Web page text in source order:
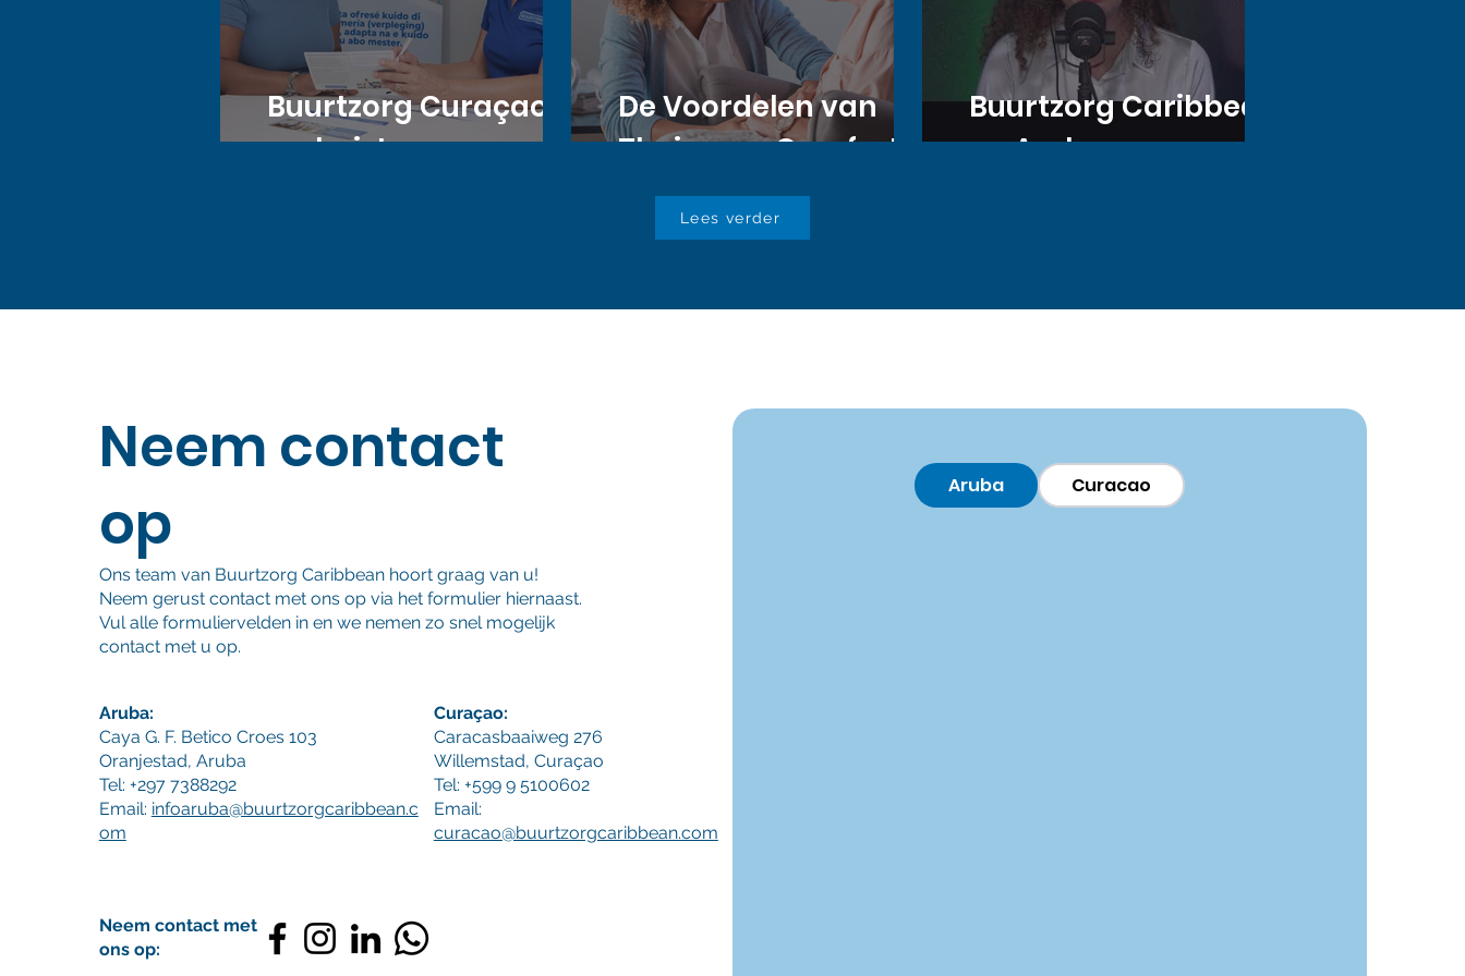
Buurtzorg Curaçao
verhuist naar
De Voordelen van
Thuiszorg: Comfort,
Zorg en
Onafhankelijkheid
Buurtzorg Caribbean
op Aruba
Lees verder
Neem contact
op
Ons team van Buurtzorg Caribbean hoort graag van u!
Neem gerust contact met ons op via het formulier hiernaast.
Vul alle formuliervelden in en we nemen zo snel mogelijk
contact met u op.
Aruba:
Caya G. F. Betico Croes 103
Oranjestad, Aruba
Tel: +297 7388292​
Email: infoaruba@buurtzorgcaribbean.c
om
Curaçao:
Caracasbaaiweg 276
Willemstad, Curaçao
Tel: +599 9 5100602
Email:
curacao@buurtzorgcaribbean.com
Neem contact met
ons op:
Aruba Curacao